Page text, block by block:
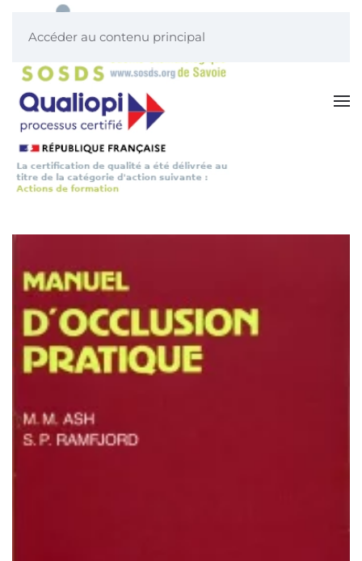
Accéder au contenu principal